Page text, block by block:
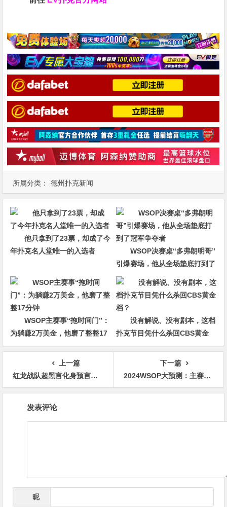
所属分类： 德州扑克新闻
他只拿到了23票，却成了今
年扑克名人堂唯一的入选者
WSOP决赛桌“多弗朗明哥”
引爆赛场，他从全场垫底打到了
冠军争夺者
WSOP主赛事“拖时间门”：
为躺赚2万美金，他磨了整整17
分钟
没有解说、没有剧本，这档
扑克节目凭什么杀回CBS黄金
档？
上一篇
红龙战队超黑言化身预言家 这金手链真就说拿就拿么？
下一篇
2024WSOP大预测：主赛能否连续第二年打破纪录？谁能成为年度玩家？
发表评论
昵